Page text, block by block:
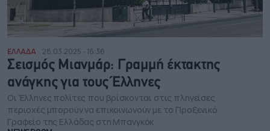
ΕΛΛΑΔΑ 28.03.2025 - 16:36
Σεισμός Μιανμάρ: Γραμμή έκτακτης
ανάγκης για τους Έλληνες
Οι Έλληνες πολίτες που βρίσκονται στις πληγείσες
περιοχές μπορούν να επικοινωνούν με το Προξενικό
Γραφείο της Ελλάδας στη Μπανγκόκ